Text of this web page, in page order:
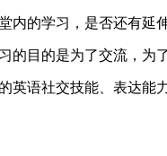
的学习，是否还有延
的目的是为了交流，
英语社交技能、表达能